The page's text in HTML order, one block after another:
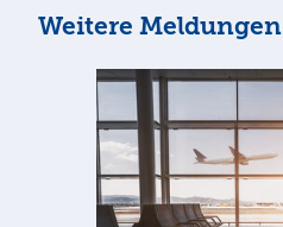
Weitere Meldungen